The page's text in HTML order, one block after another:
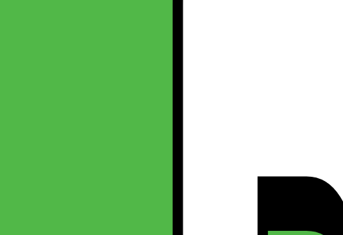
stødsikkert til iPhone Sort iPhone 15
stødsikkert til iPhone Sort iPhone 15
Mobilcovers